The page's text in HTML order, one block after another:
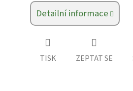
Detailní informace
TISK ZEPTAT SE